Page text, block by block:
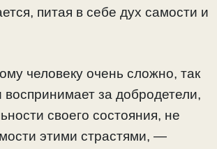
питая в себе дух самости и
человеку очень сложно, так
воспринимает за добродетели,
своего состояния, не
этими страстями, —